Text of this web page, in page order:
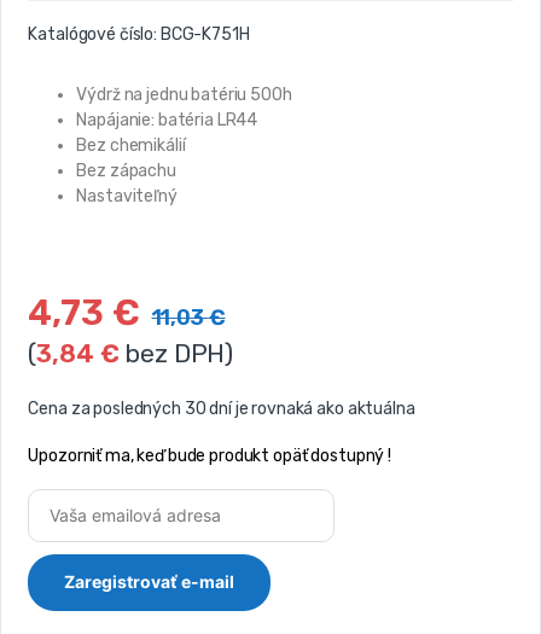
Katalógové číslo: BCG-K751H
Výdrž na jednu batériu 500h
Napájanie: batéria LR44
Bez chemikálií
Bez zápachu
Nastaviteľný
4,73 € 11,03€
(3,84 € bez DPH)
Cena za posledných 30 dní je rovnaká ako aktuálna
Upozorniť ma, keď bude produkt opäť dostupný !